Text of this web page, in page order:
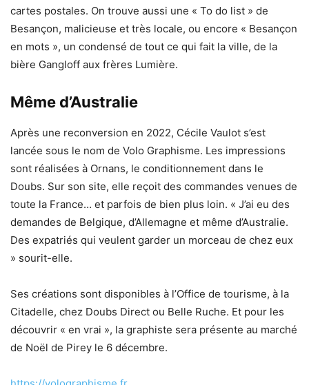
cartes postales. On trouve aussi une « To do list » de
Besançon, malicieuse et très locale, ou encore « Besançon
en mots », un condensé de tout ce qui fait la ville, de la
bière Gangloff aux frères Lumière.
Même d’Australie
Après une reconversion en 2022, Cécile Vaulot s’est
lancée sous le nom de Volo Graphisme. Les impressions
sont réalisées à Ornans, le conditionnement dans le
Doubs. Sur son site, elle reçoit des commandes venues de
toute la France… et parfois de bien plus loin. « J’ai eu des
demandes de Belgique, d’Allemagne et même d’Australie.
Des expatriés qui veulent garder un morceau de chez eux
» sourit-elle.
Ses créations sont disponibles à l’Office de tourisme, à la
Citadelle, chez Doubs Direct ou Belle Ruche. Et pour les
découvrir « en vrai », la graphiste sera présente au marché
de Noël de Pirey le 6 décembre.